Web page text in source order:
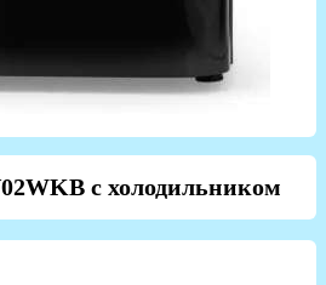
с холодильником